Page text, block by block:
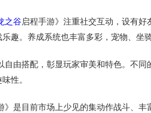
之谷启程手游》注重社交互动，设有好
趣。养成系统也丰富多彩，宠物、坐
由搭配，彰显玩家审美和特色。不
性。
是目前市场上少见的集动作战斗、